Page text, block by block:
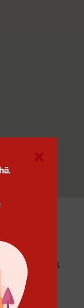
corretores